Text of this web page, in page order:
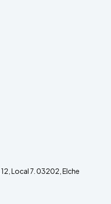
Local 7. 03202, Elche